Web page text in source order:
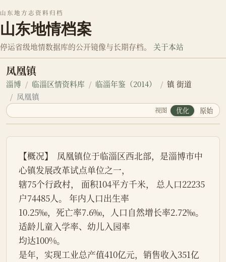
山东地方志资料归档
山东地情档案
停运省级地情数据库的公开镜像与长期存档。 关于本站
凤凰镇
淄博 临淄区情资料库 临淄年鉴（2014）
镇 街道
凤凰镇
视图 优化 原始
【概况】  凤凰镇位于临淄区西北部，是淄博市中
心镇发展改革试点单位之一，
辖75个行政村， 面积104平方千米， 总人口22235
户74485人。 年内人口出生率
10.25‰，死亡率7.6‰，人口自然增长率2.72‰。
适龄儿童入学率、幼儿入园率
均达100%。
是年，实现工业总产值410亿元，销售收入351亿